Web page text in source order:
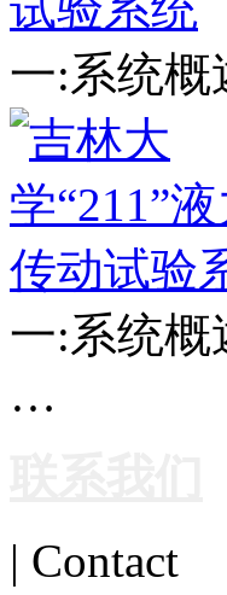
一:系统
一:系统概
…
| Contact